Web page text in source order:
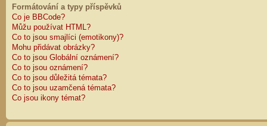
Formátování a typy příspěvků
Co je BBCode?
Můžu používat HTML?
Co to jsou smajlíci (emotikony)?
Mohu přidávat obrázky?
Co to jsou Globální oznámení?
Co to jsou oznámení?
Co to jsou důležitá témata?
Co to jsou uzamčená témata?
Co jsou ikony témat?